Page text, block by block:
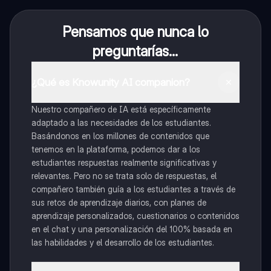
Pensamos que nunca lo
preguntarías...
Nuestro compañero de IA está específicamente
adaptado a las necesidades de los estudiantes.
Basándonos en los millones de contenidos que
tenemos en la plataforma, podemos dar a los
estudiantes respuestas realmente significativas y
relevantes. Pero no se trata solo de respuestas, el
compañero también guía a los estudiantes a través de
sus retos de aprendizaje diarios, con planes de
aprendizaje personalizados, cuestionarios o contenidos
en el chat y una personalización del 100% basada en
las habilidades y el desarrollo de los estudiantes.